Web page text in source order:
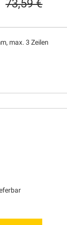
73,59 €
max. 3 Zeilen